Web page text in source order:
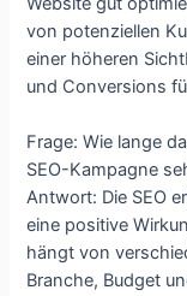
von potenziellen
einer höheren
und Conversions
Frage: Wie lange
SEO-Kampagne
Antwort: Die SEO
eine positive
hängt von
Branche, Budget